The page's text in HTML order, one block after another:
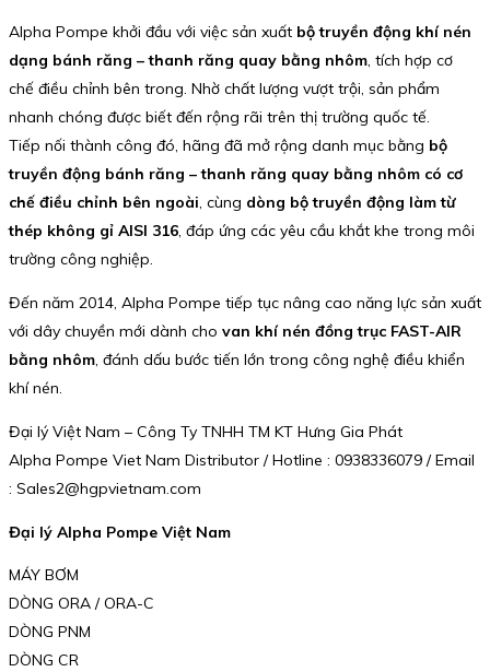
Alpha Pompe khởi đầu với việc sản xuất bộ truyền động khí nén
dạng bánh răng – thanh răng quay bằng nhôm, tích hợp cơ
chế điều chỉnh bên trong. Nhờ chất lượng vượt trội, sản phẩm
nhanh chóng được biết đến rộng rãi trên thị trường quốc tế.
Tiếp nối thành công đó, hãng đã mở rộng danh mục bằng bộ
truyền động bánh răng – thanh răng quay bằng nhôm có cơ
chế điều chỉnh bên ngoài, cùng dòng bộ truyền động làm từ
thép không gỉ AISI 316, đáp ứng các yêu cầu khắt khe trong môi
trường công nghiệp.
Đến năm 2014, Alpha Pompe tiếp tục nâng cao năng lực sản xuất
với dây chuyền mới dành cho van khí nén đồng trục FAST-AIR
bằng nhôm, đánh dấu bước tiến lớn trong công nghệ điều khiển
khí nén.
Đại lý Việt Nam – Công Ty TNHH TM KT Hưng Gia Phát
Alpha Pompe Viet Nam Distributor / Hotline : 0938336079 / Email
: Sales2@hgpvietnam.com
Đại lý Alpha Pompe Việt Nam
MÁY BƠM
DÒNG ORA / ORA-C
DÒNG PNM
DÒNG CR